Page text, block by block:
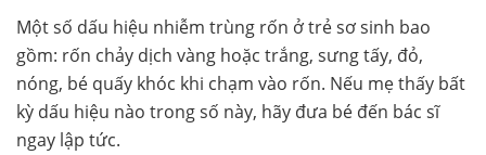
Một số dấu hiệu nhiễm trùng rốn ở trẻ sơ sinh bao
gồm: rốn chảy dịch vàng hoặc trắng, sưng tấy, đỏ,
nóng, bé quấy khóc khi chạm vào rốn. Nếu mẹ thấy bất
kỳ dấu hiệu nào trong số này, hãy đưa bé đến bác sĩ
ngay lập tức.